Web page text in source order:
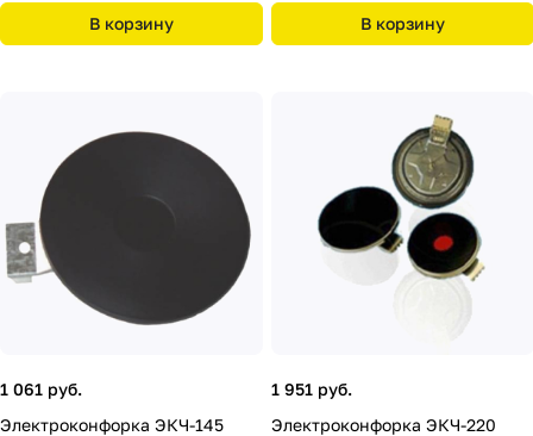
В корзину В корзину
1 061 руб.
Электроконфорка ЭКЧ-145
1 951 руб.
Электроконфорка ЭКЧ-220